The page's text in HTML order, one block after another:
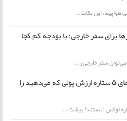
هواپیما، این نکات ...
برای سفر خارجی؛ با بودجه کم کجا
سفر خارجی ر ...
چرا بعضی هتل‌های ۵ ستاره ارزش پولی که می‌دهید را